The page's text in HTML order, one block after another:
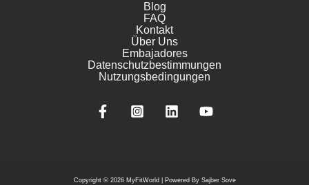
Blog
FAQ
Kontakt
Über Uns
Embajadores
Datenschutzbestimmungen
Nutzungsbedingungen
Copyright © 2026 MyFitWorld | Powered By Sajber Sove